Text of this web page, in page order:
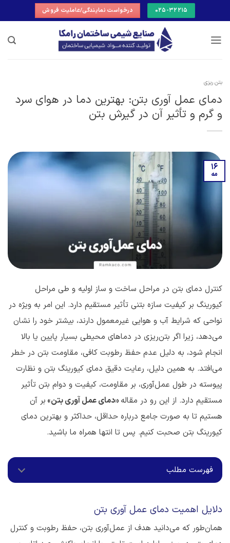
to
025-32215 درخواست نمایندگی/عاملیت فروش
بتن ریزی
دمای عمل آوری بتن: بهترین دما در هوای سرد
و گرم و تأثیر آن در گیرش بتن
16
مه
کنترل دمای بتن در مراحل ساخت و ساز اولیه و طی مراحل
کیورینگ بر کیفیت سازه بتنی تأثیر مستقیم دارد. این امر به ویژه در
نواحی که شرایط آب و هوایی غیرمعمول دارند، بیشتر خود را نشان
می‌دهد، زیرا اگر بتن‌ریزی در دماهای محیطی بسیار پایین یا بالا
انجام شود، به دلیل عدم حفظ رطوبت کافی، مقاومت بتن در خطر
می‌افتد. به همین دلیل، رعایت دقیق دمای کیورینگ بتن و نظارت
پیوسته در طول عمل‌آوری، بر مقاومت، کیفیت و دوام بتن تأثیر
مستقیم دارد. از این رو در مقاله‌ «دمای عمل آوری بتن» بر آن
هستیم تا به صورت جامع درباره حداقل، حداکثر و بهترین دمای
کیورینگ بتن صحبت کنیم. پس تا انتها همراه ما باشید.
فهرست مطلب
دلایل اهمیت دمای عمل آوری بتن
همان‌طور که می‌دانید هدف از عمل‌آوری بتن، حفظ رطوبت و کنترل